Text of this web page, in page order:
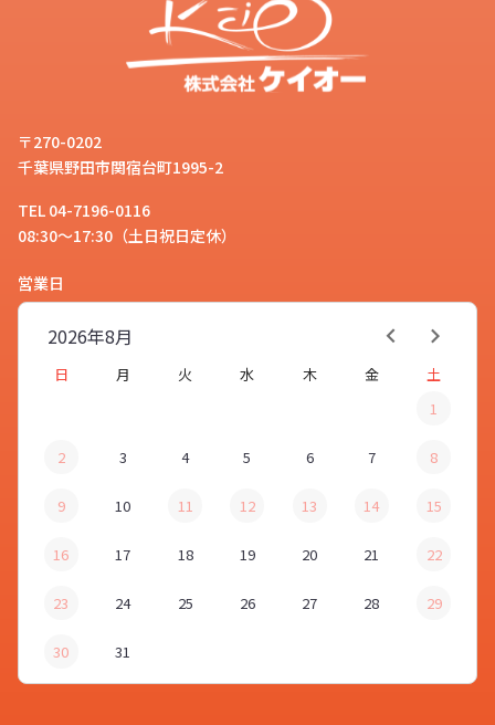
〒270-0202
千葉県野田市関宿台町1995-2
TEL 04-7196-0116
08:30～17:30（土日祝日定休）
営業日
8月
2026年
日 月 火 水 木 金
土
1
2 3 4 5 6 7 8
9 10 11 12 13 14 15
16 17 18 19 20 21 22
23 24 25 26 27 28 29
30 31